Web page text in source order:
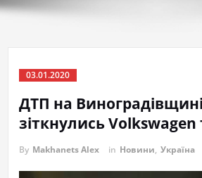
03.01.2020
ДТП на
зіткнулись Volkswagen
By Makhanets Alex in Новини, Україна